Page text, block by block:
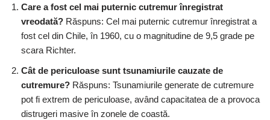
Care a fost cel mai puternic cutremur înregistrat
vreodată? Răspuns: Cel mai puternic cutremur înregistrat a
fost cel din Chile, în 1960, cu o magnitudine de 9,5 grade pe
scara Richter.
Cât de periculoase sunt tsunamiurile cauzate de
cutremure? Răspuns: Tsunamiurile generate de cutremure
pot fi extrem de periculoase, având capacitatea de a provoca
distrugeri masive în zonele de coastă.